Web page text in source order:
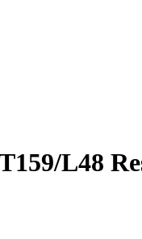
L48